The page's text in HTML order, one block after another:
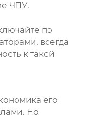
ЧПУ.
по
всегда
к такой
его
Но